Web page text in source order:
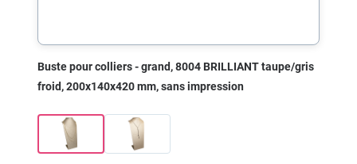
Buste pour colliers - grand, 8004 BRILLIANT taupe/gris
froid, 200x140x420 mm, sans impression